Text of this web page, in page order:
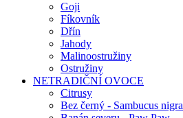
Goji
Fíkovník
Dřín
Jahody
Malinoostružiny
Ostružiny
NETRADIČNÍ OVOCE
Citrusy
Bez černý - Sambucus nigra